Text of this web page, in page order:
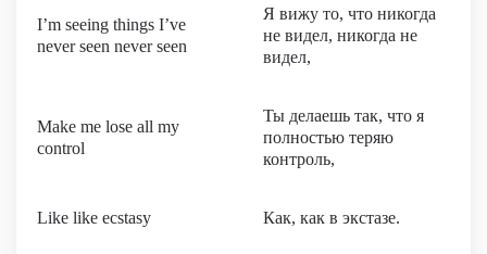
I’m seeing things I’ve
never seen never seen
Я вижу то, что никогда
не видел, никогда не
видел,
Make me lose all my
control
Ты делаешь так, что я
полностью теряю
контроль,
Like like ecstasy Как, как в экстазе.